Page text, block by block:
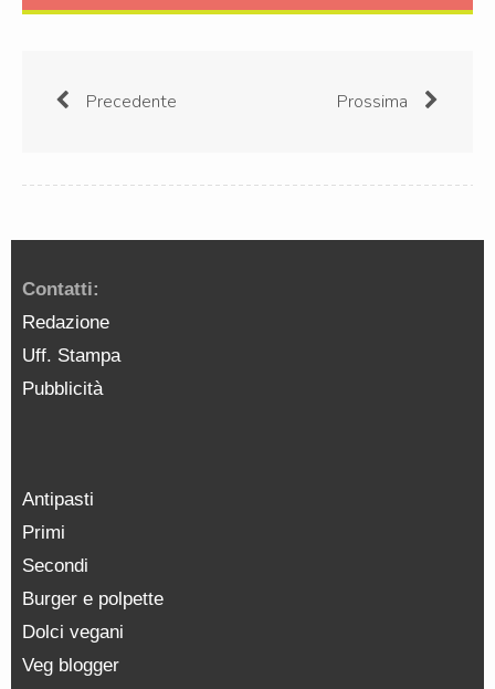
Precedente Prossima
Contatti:
Redazione
Uff. Stampa
Pubblicità
Antipasti
Primi
Secondi
Burger e polpette
Dolci vegani
Veg blogger